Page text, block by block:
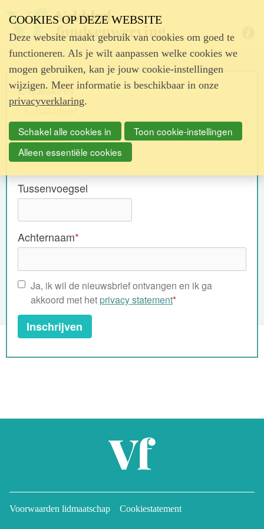
E-mailadres*
Voornaam*
Tussenvoegsel
Achternaam*
Ja, ik wil de nieuwsbrief ontvangen en ik ga
akkoord met het privacy statement*
Inschrijven
Voorwaarden lidmaatschap Cookiestatement
COOKIES OP DEZE WEBSITE
Deze website maakt gebruik van cookies om goed te
functioneren. Als je wilt aanpassen welke cookies we
mogen gebruiken, kan je jouw cookie-instellingen
wijzigen. Meer informatie is beschikbaar in onze
privacyverklaring.
Schakel alle cookies in
Toon cookie-instellingen
Alleen essentiële cookies